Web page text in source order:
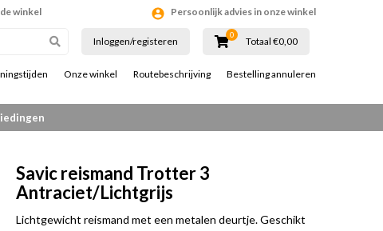
winkel Persoonlijk advies in onze winkel
Inloggen/registeren
0
Totaal €0,00
Onze winkel Routebeschrijving Bestelling annuleren
Savic reismand Trotter 3
Antraciet/Lichtgrijs
Lichtgewicht reismand met een metalen deurtje. Geschikt